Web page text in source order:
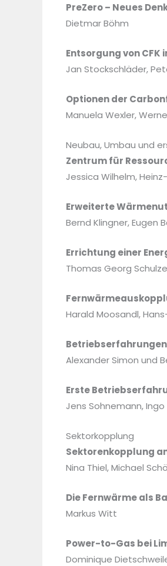
PreZero – Neues
Dietmar Böhm
Entsorgung von
Jan Stockschläder,
Optionen der
Manuela Wexler,
Neubau, Umbau und
Zentrum für
Jessica Wilhelm,
Erweiterte
Bernd Klingner, Eugen
Errichtung einer
Thomas Georg Schulze
Harald Moosandl,
Alexander Simon und
Erste
Jens Sohnemann,
Sektorkopplung
Sektorenkopplung
Nina Thiel, Michael
Die Fernwärme als
Markus Witt
Power-to-Gas bei
Dominique